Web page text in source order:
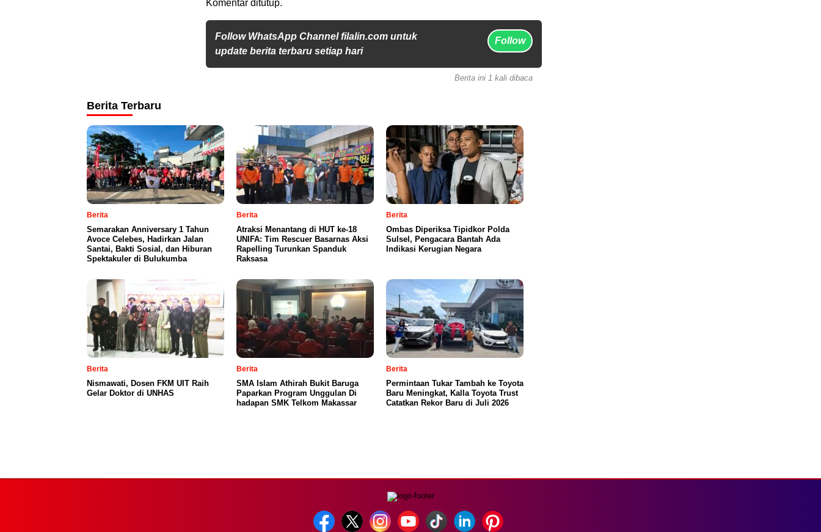
Komentar ditutup.
Follow WhatsApp Channel filalin.com untuk
update berita terbaru setiap hari
Follow
Berita ini 1 kali dibaca
Berita Terbaru
Berita
Semarakan Anniversary 1 Tahun
Avoce Celebes, Hadirkan Jalan
Santai, Bakti Sosial, dan Hiburan
Spektakuler di Bulukumba
Berita
Atraksi Menantang di HUT ke-18
UNIFA: Tim Rescuer Basarnas Aksi
Rapelling Turunkan Spanduk
Raksasa
Berita
Ombas Diperiksa Tipidkor Polda
Sulsel, Pengacara Bantah Ada
Indikasi Kerugian Negara
Berita
Nismawati, Dosen FKM UIT Raih
Gelar Doktor di UNHAS
Berita
SMA Islam Athirah Bukit Baruga
Paparkan Program Unggulan Di
hadapan SMK Telkom Makassar
Berita
Permintaan Tukar Tambah ke Toyota
Baru Meningkat, Kalla Toyota Trust
Catatkan Rekor Baru di Juli 2026